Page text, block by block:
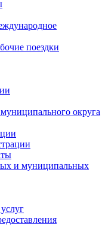
поездки
округа
и муниципальных